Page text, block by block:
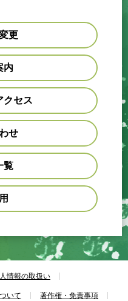
更
内
クセス
せ
覧
情報の取扱い
いて 著作権・免責事項